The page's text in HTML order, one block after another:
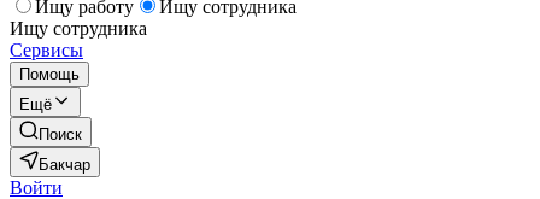
Ищу работу
Ищу сотрудника
Ищу сотрудника
Сервисы
Помощь
Ещё
Поиск
Бакчар
Войти